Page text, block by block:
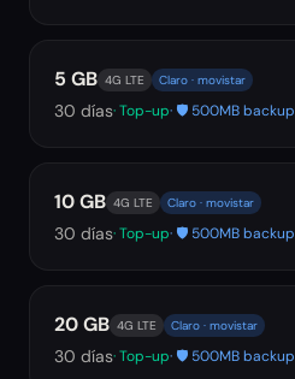
5 GB 4G LTE Claro · movistar
30 días· Top-up· 🛡️ 500MB backup
10 GB 4G LTE Claro · movistar
30 días· Top-up· 🛡️ 500MB backup
20 GB 4G LTE Claro · movistar
30 días· Top-up· 🛡️ 500MB backup